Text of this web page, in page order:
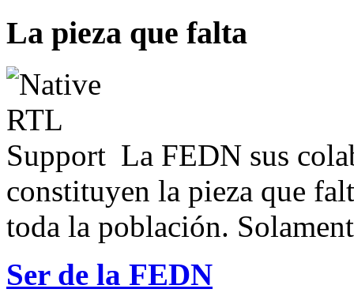
La pieza que falta
La FEDN sus
constituyen la pieza que
toda la población.
Ser de la FEDN